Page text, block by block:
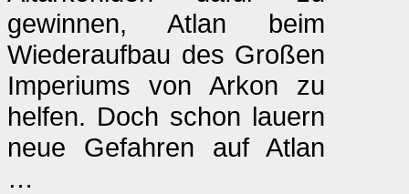
gewinnen, Atlan beim
Wiederaufbau des Großen
Imperiums von Arkon zu
helfen. Doch schon lauern
neue Gefahren auf Atlan
…